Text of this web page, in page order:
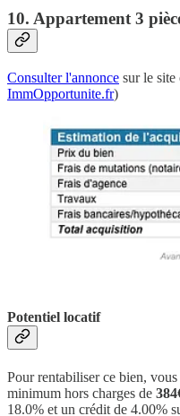
10. Appartement 3
Consulter l'annonce sur le
ImmOpportunite.fr)
Potentiel locatif
Pour rentabiliser ce bien,
minimum hors charges de
18.0% et un crédit de 4.00%